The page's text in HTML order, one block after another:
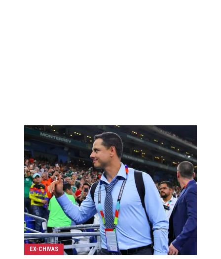
EX-CHIVAS